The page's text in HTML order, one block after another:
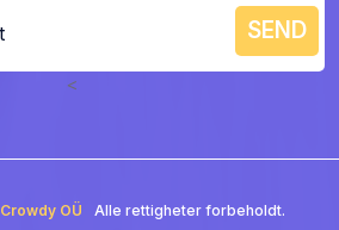
<
Crowdy OÜ Alle rettigheter forbeholdt.